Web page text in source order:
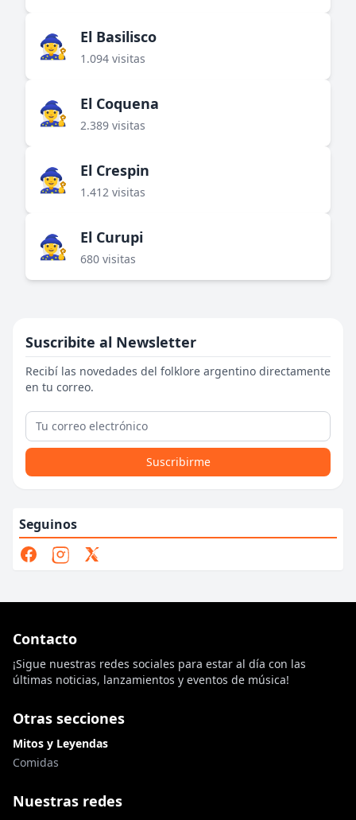
🧙‍♀️ El Basilisco
1.094 visitas
🧙‍♀️ El Coquena
2.389 visitas
🧙‍♀️ El Crespin
1.412 visitas
🧙‍♀️ El Curupi
680 visitas
Suscribite al Newsletter
Recibí las novedades del folklore argentino directamente
en tu correo.
Suscribirme
Seguinos
Contacto
¡Sigue nuestras redes sociales para estar al día con las
últimas noticias, lanzamientos y eventos de música!
Otras secciones
Mitos y Leyendas
Comidas
Nuestras redes